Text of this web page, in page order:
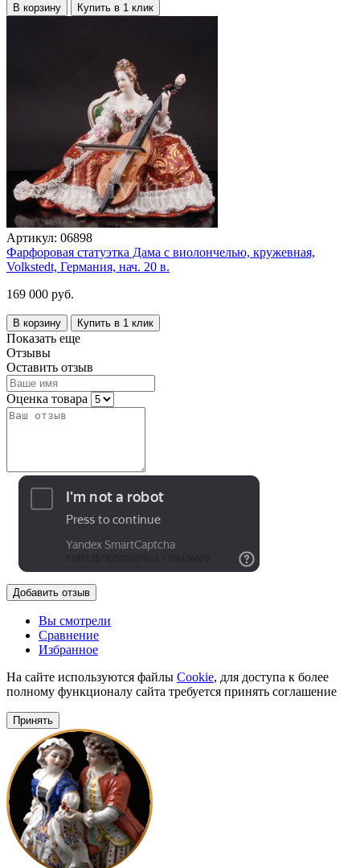
В корзину Купить в 1 клик
Артикул: 06898
Фарфоровая статуэтка Дама с виолончелью, кружевная,
Volkstedt, Германия, нач. 20 в.
169 000 руб.
В корзину Купить в 1 клик
Показать еще
Отзывы
Оставить отзыв
Оценка товара
Добавить отзыв
Вы смотрели
Сравнение
Избранное
На сайте используются файлы Cookie, для доступа к более
полному функционалу сайта требуется принять соглашение
Принять